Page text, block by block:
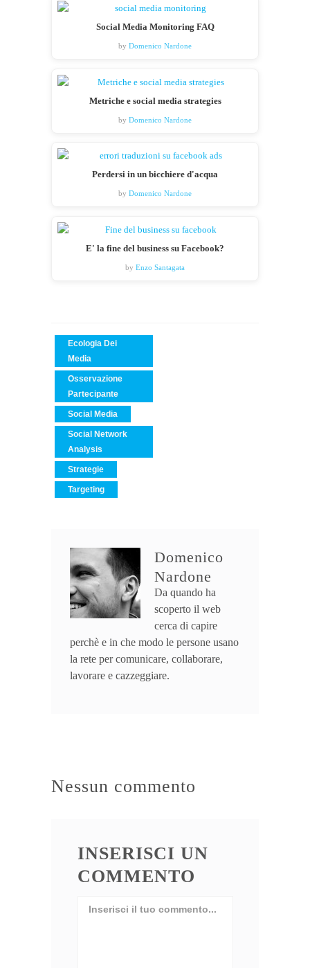
Social Media Monitoring FAQ
by Domenico Nardone
Metriche e social media strategies
by Domenico Nardone
Perdersi in un bicchiere d'acqua
by Domenico Nardone
E' la fine del business su Facebook?
by Enzo Santagata
Ecologia Dei
Media
Osservazione
Partecipante
Social Media
Social Network
Analysis
Strategie
Targeting
Domenico
Nardone
Da quando ha
scoperto il web
cerca di capire
perchè e in che modo le persone usano
la rete per comunicare, collaborare,
lavorare e cazzeggiare.
Nessun commento
INSERISCI UN
COMMENTO